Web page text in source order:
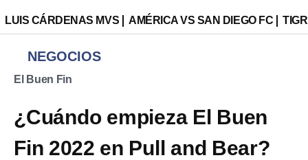
LUIS CÁRDENAS MVS AMÉRICA VS SAN DIEGO FC
NEGOCIOS
El Buen Fin
¿Cuándo empieza El Buen
Fin 2022 en Pull and Bear?